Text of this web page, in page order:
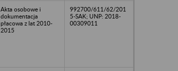
Akta osobowe i
dokumentacja
płacowa z lat 2010-
2015
992700/611/62/201
5-SAK; UNP: 2018-
00309011